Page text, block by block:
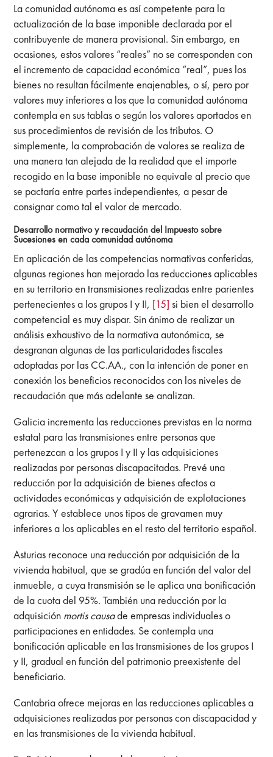
La comunidad autónoma es así competente para la
actualización de la base imponible declarada por el
contribuyente de manera provisional. Sin embargo, en
ocasiones, estos valores “reales” no se corresponden con
el incremento de capacidad económica “real”, pues los
bienes no resultan fácilmente enajenables, o sí, pero por
valores muy inferiores a los que la comunidad autónoma
contempla en sus tablas o según los valores aportados en
sus procedimientos de revisión de los tributos. O
simplemente, la comprobación de valores se realiza de
una manera tan alejada de la realidad que el importe
recogido en la base imponible no equivale al precio que
se pactaría entre partes independientes, a pesar de
consignar como tal el valor de mercado.
Desarrollo normativo y recaudación del Impuesto sobre
Sucesiones en cada comunidad autónoma
En aplicación de las competencias normativas conferidas,
algunas regiones han mejorado las reducciones aplicables
en su territorio en transmisiones realizadas entre parientes
pertenecientes a los grupos I y II, [15] si bien el desarrollo
competencial es muy dispar. Sin ánimo de realizar un
análisis exhaustivo de la normativa autonómica, se
desgranan algunas de las particularidades fiscales
adoptadas por las CC.AA., con la intención de poner en
conexión los beneficios reconocidos con los niveles de
recaudación que más adelante se analizan.
Galicia incrementa las reducciones previstas en la norma
estatal para las transmisiones entre personas que
pertenezcan a los grupos I y II y las adquisiciones
realizadas por personas discapacitadas. Prevé una
reducción por la adquisición de bienes afectos a
actividades económicas y adquisición de explotaciones
agrarias. Y establece unos tipos de gravamen muy
inferiores a los aplicables en el resto del territorio español.
Asturias reconoce una reducción por adquisición de la
vivienda habitual, que se gradúa en función del valor del
inmueble, a cuya transmisión se le aplica una bonificación
de la cuota del 95%. También una reducción por la
adquisición mortis causade empresas individuales o
participaciones en entidades. Se contempla una
bonificación aplicable en las transmisiones de los grupos I
y II, gradual en función del patrimonio preexistente del
beneficiario.
Cantabria ofrece mejoras en las reducciones aplicables a
adquisiciones realizadas por personas con discapacidad y
en las transmisiones de la vivienda habitual.